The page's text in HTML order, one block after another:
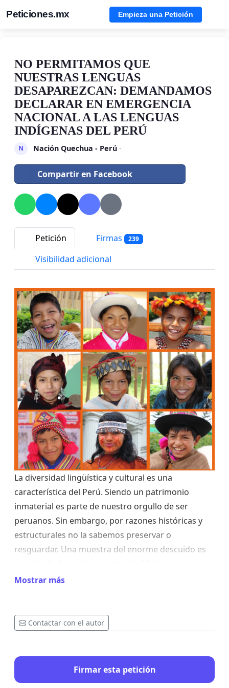
Peticiones.mx Empieza una Petición
NO PERMITAMOS QUE
NUESTRAS LENGUAS
DESAPAREZCAN: DEMANDAMOS
DECLARAR EN EMERGENCIA
NACIONAL A LAS LENGUAS
INDÍGENAS DEL PERÚ
N Nación Quechua - Perú·
Compartir en Facebook
Petición Firmas 239
Visibilidad adicional
La diversidad lingüística y cultural es una
característica del Perú. Siendo un patrimonio
inmaterial es parte de nuestro orgullo de ser
peruanos. Sin embargo, por razones históricas y
estructurales no la sabemos preservar o
resguardar. Una muestra del enorme descuido es
extintas.
Mapa Etnolingüístico (Ministerio de Cultura 2021),
de las 48 lenguas indígenas vigentes en el Perú, se
peligro de desaparición; de éstas 4 están en
peligro, 9 lenguas seriamente en peligro y 8 en
Mostrar más
Contactar con el autor
Firmar esta petición